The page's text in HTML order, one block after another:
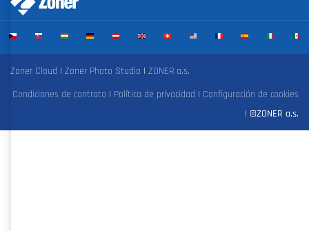
Zoner Cloud | Zoner Photo Studio | ZONER a.s.
Condiciones de contrato | Política de privacidad | Configuración de cookies
| ©ZONER a.s.